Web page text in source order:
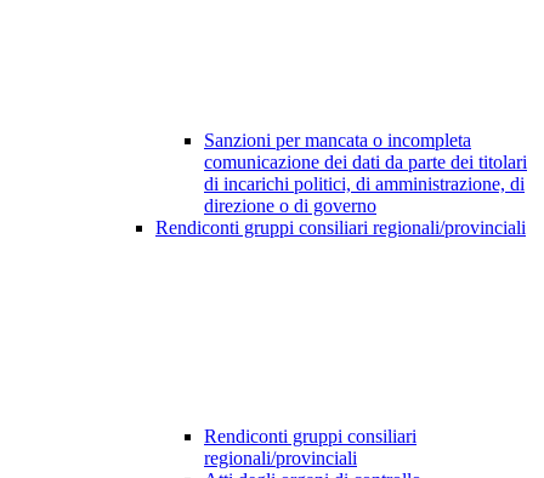
Sanzioni per mancata o incompleta
comunicazione dei dati da parte dei titolari
di incarichi politici, di amministrazione, di
direzione o di governo
Rendiconti gruppi consiliari regionali/provinciali
Rendiconti gruppi consiliari
regionali/provinciali